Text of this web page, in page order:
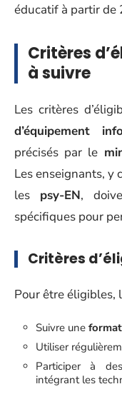
éducatif à partir de
Critères
à suivre
Les critères
d’équipement
précisés par le
Les enseignants, y
les psy-EN,
spécifiques pour
Critères
Pour être éligibles,
Suivre une
Utiliser
Participer à
intégrant les